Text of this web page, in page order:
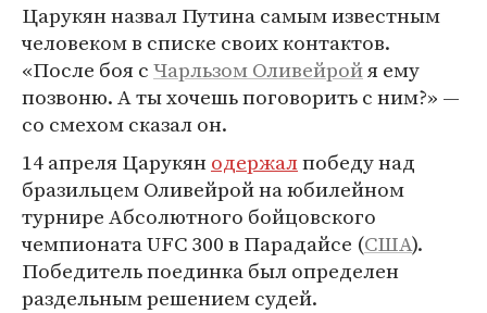
Царукян назвал Путина самым известным
человеком в списке своих контактов.
«После боя сЧарльзом Оливейройя ему
позвоню. А ты хочешь поговорить с ним?» —
со смехом сказал он.
14 апреля Царукянодержалпобеду над
бразильцем Оливейрой на юбилейном
турнире Абсолютного бойцовского
чемпионата UFC 300 в Парадайсе (США).
Победитель поединка был определен
раздельным решением судей.